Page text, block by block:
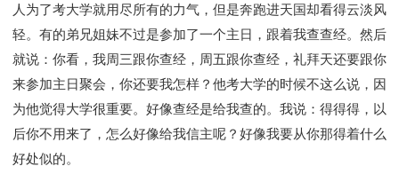
属灵人的好习惯
打开天上祝福的窗口
神迹系列
愚蠢系列
胜过撒但系列
得胜的性格
001C课程 - 灵界故事
004课程 - 华人命定神学理念
101课程 - 从寻求到信徒
人为了考大学就用尽所有的力气，但是奔跑进天国却看得云淡风
轻。有的弟兄姐妹不过是参加了一个主日，跟着我查查经。然后
就说：你看，我周三跟你查经，周五跟你查经，礼拜天还要跟你
来参加主日聚会，你还要我怎样？他考大学的时候不这么说，因
为他觉得大学很重要。好像查经是给我查的。我说：得得得，以
后你不用来了，怎么好像给我信主呢？好像我要从你那得着什么
好处似的。